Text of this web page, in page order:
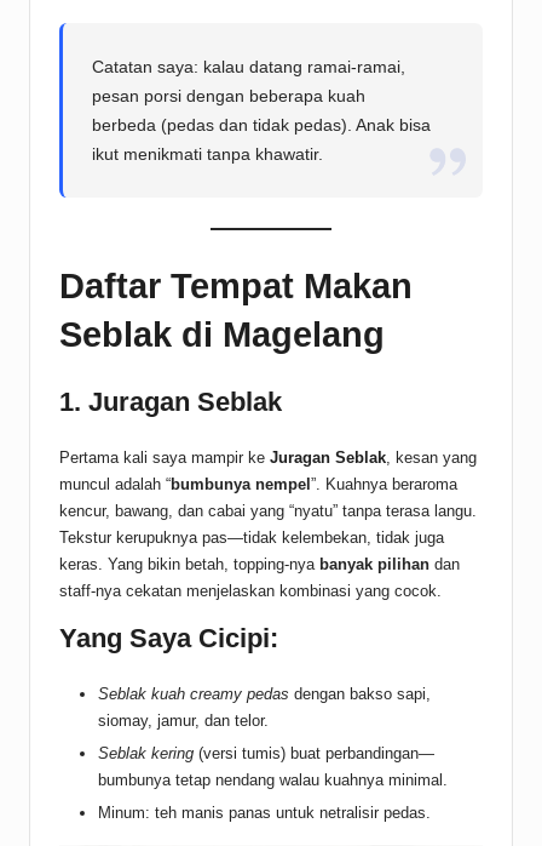
Catatan saya: kalau datang ramai-ramai,
pesan porsi dengan beberapa kuah
berbeda (pedas dan tidak pedas). Anak bisa
ikut menikmati tanpa khawatir.
Daftar Tempat Makan
Seblak di Magelang
1. Juragan Seblak
Pertama kali saya mampir ke Juragan Seblak, kesan yang
muncul adalah “bumbunya nempel ”. Kuahnya beraroma
kencur, bawang, dan cabai yang “nyatu” tanpa terasa langu.
Tekstur kerupuknya pas—tidak kelembekan, tidak juga
keras. Yang bikin betah, topping-nya banyak pilihan dan
staff-nya cekatan menjelaskan kombinasi yang cocok.
Yang Saya Cicipi:
Seblak kuah creamy pedas dengan bakso sapi,
siomay, jamur, dan telor.
Seblak kering (versi tumis) buat perbandingan—
bumbunya tetap nendang walau kuahnya minimal.
Minum: teh manis panas untuk netralisir pedas.